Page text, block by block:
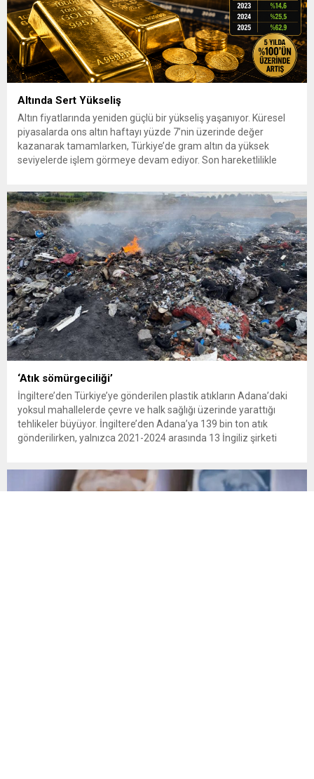
Altında Sert Yükseliş
Altın fiyatlarında yeniden güçlü bir yükseliş yaşanıyor. Küresel
piyasalarda ons altın haftayı yüzde 7’nin üzerinde değer
kazanarak tamamlarken, Türkiye’de gram altın da yüksek
seviyelerde işlem görmeye devam ediyor. Son hareketlilikle
yükselerek 4 bin...
‘Atık sömürgeciliği’
İngiltere’den Türkiye’ye gönderilen plastik atıkların Adana’daki
yoksul mahallelerde çevre ve halk sağlığı üzerinde yarattığı
tehlikeler büyüyor. İngiltere’den Adana’ya 139 bin ton atık
gönderilirken, yalnızca 2021-2024 arasında 13 İngiliz şirketi
edilirken çiftçiler hava, su...